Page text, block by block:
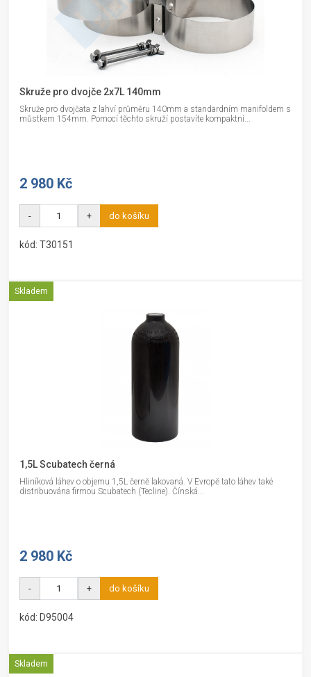
Skruže pro dvojče 2x7L 140mm
Skruže pro dvojčata z lahví průměru 140mm a standardním manifoldem s
můstkem 154mm. Pomocí těchto skruží postavíte kompaktní...
2 980 Kč
- + do košíku
kód: T30151
Skladem
1,5L Scubatech černá
Hliníková láhev o objemu 1,5L černě lakovaná. V Evropě tato láhev také
distribuována firmou Scubatech (Tecline). Čínská...
2 980 Kč
- + do košíku
kód: D95004
Skladem